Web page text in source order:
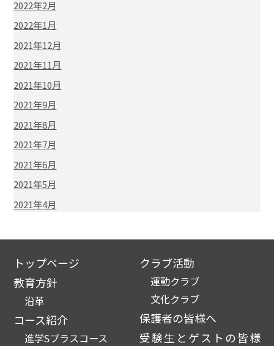
2022年2月
2022年1月
2021年12月
2021年11月
2021年10月
2021年9月
2021年8月
2021年7月
2021年6月
2021年5月
2021年4月
トップページ
教育方針
沿革
コース紹介
進学Sプラスコース
クラブ活動
運動クラブ
文化クラブ
保護者の皆様へ
受験生とゲストの皆様